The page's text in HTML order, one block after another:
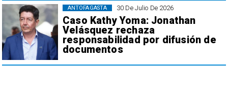
30 De Julio De 2026
Caso Kathy Yoma: Jonathan
Velásquez rechaza
responsabilidad por difusión de
documentos
ANTOFAGASTA